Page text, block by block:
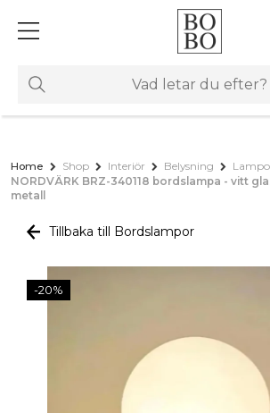
Home Shop Interiör Belysning
NORDVÄRK BRZ-340118 bordslampa - vitt
metall
Tillbaka till Bordslampor
-20%